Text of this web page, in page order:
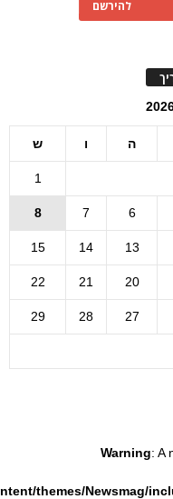
להירשם
ה ו ש
1
6
7
8
13
14
15
20
21
22
27
28
29
Warning: A
themes/Newsmag/